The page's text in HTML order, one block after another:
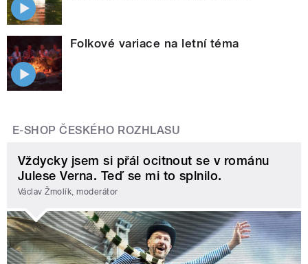
Folkové variace na letní téma
E-SHOP ČESKÉHO ROZHLASU
Vždycky jsem si přál ocitnout se v románu
Julese Verna. Teď se mi to splnilo.
Václav Žmolík, moderátor